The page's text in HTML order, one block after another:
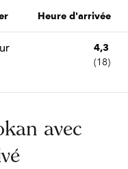
Heure d'arrivée
4,3
(18)
avec